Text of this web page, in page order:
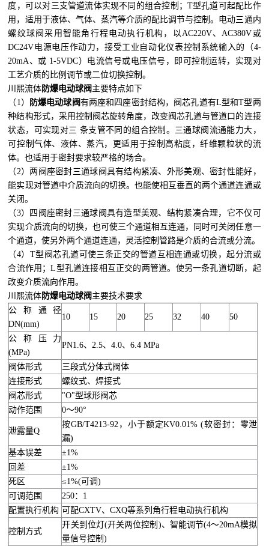
度，可以对三支管道流体实现不同的组合控制；T型孔道可起配比作
用，适用于液体、气体、蒸汽等介质的配比调节与控制。电动三通内
螺纹球阀采用智能角行程电动执行机构，以AC220V、AC380V或
DC24V电源电压作动力，接受工业自动化仪表控制系统输入的（4-
20mA、或 1-5VDC）电流信号或电压信号，即可控制运转，实现对
工艺介质的比例调节或二位切换控制。
川熙流体防爆电动球阀 主要特点如下
（1）
防爆电动球阀有两座和四座密封结构，阀芯孔道有L型和T型两
种结构形式，采用控制阀芯旋转角度，改变阀芯孔道与管道口的连接
状态，可实现对三 条支管不同的组合控制。三通球阀流通能力大，
可控制气体、液体、蒸汽，更适用于控制高粘度，纤维颗粒状的流
体。也适用于密封要求较严格的场合。
（2）两阀座密封三通球阀具有结构紧凑、外形美观、密封性能好，
能实现对管道中介质流向的切换。也能使相互垂直的两个通道连通或
关闭。
（3）四阀座密封三通球阀具有造型美观、结构紧凑合理，它不仅可
实现介质流向的切换，也可使三个通道相互连通，同时可关闭任意一
个通道，使另外两个通道连通，灵活控制管路是介质的合流或分流。
（4）T型阀芯孔道可使三条正交的管道互相连通或切换，起分流或
合流作用；L型孔道连接相互正交的两管道。使另一条孔道切断，起
改变介质流向作用。
川熙流体防爆电动球阀 主要技术要求
公称通径
DN(mm)
10 15 20 25 32 40 50
公称压力
(MPa)
PN1.6、2.5、4.0、6.4 MPa
阀体形式
三段式分体式阀体
连接形式
螺纹式、焊接式
阀芯形式
"O"型球形阀芯
动作范围
0～90°
泄露量Q
按GB/T4213-92，小于额定KV0.01% (软密封：零泄
漏)
基本误差
±1%
回差
±1%
死区
≤1%(可调)
可调范围
250：1
配置执行机构 可配CXTV、CXQ等系列角行程电动执行机构
控制方式
开关到位灯(开关两位控制)、智能调节(4～20mA模拟
量信号控制)